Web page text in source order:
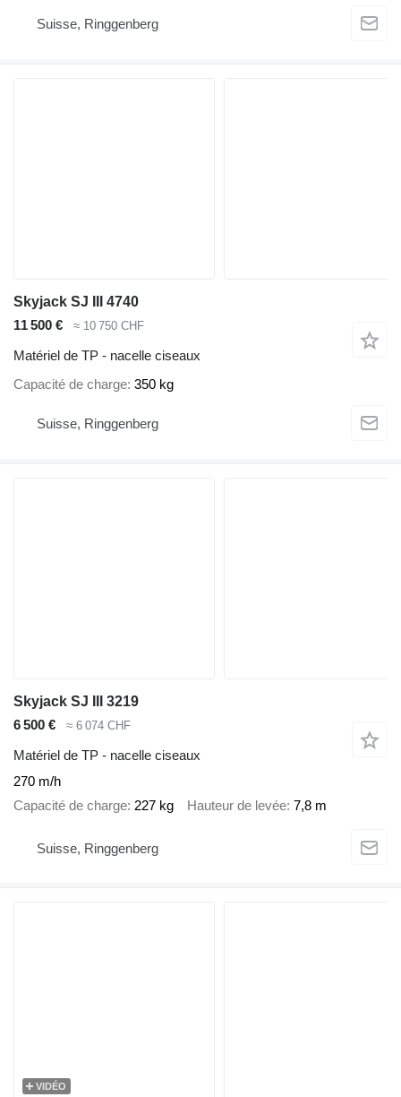
Suisse, Ringgenberg
Skyjack SJ III 4740
11 500 €
≈ 10 750 CHF
Matériel de TP - nacelle ciseaux
Capacité de charge 350 kg
Suisse, Ringgenberg
Skyjack SJ III 3219
6 500 €
≈ 6 074 CHF
Matériel de TP - nacelle ciseaux
270 m/h
Capacité de charge 227 kg Hauteur de levée 7,8 m
Suisse, Ringgenberg
VIDÉO